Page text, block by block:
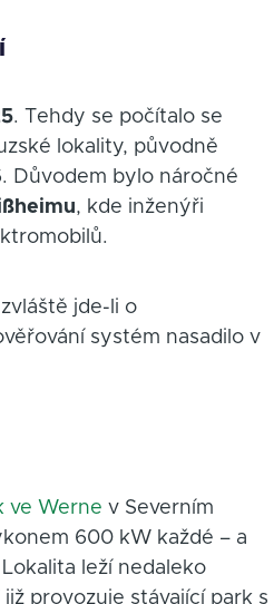
. Tehdy se počítalo se
lokality, původně
Důvodem bylo náročné
, kde inženýři
jde-li o
systém nasadilo v
ve Werne v Severním
600 kW každé – a
Lokalita leží nedaleko
provozuje stávající park s